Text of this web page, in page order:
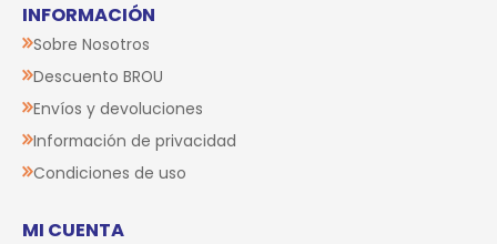
INFORMACIÓN
Sobre Nosotros
Descuento BROU
Envíos y devoluciones
Información de privacidad
Condiciones de uso
MI CUENTA